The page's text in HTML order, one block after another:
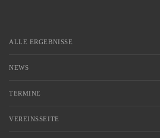
ALLE ERGEBNISSE
NEWS
TERMINE
VEREINSSEITE